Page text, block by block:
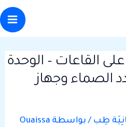
القاعات – الوحدة
الصماء وجهاز
طِب/ بواسطة Ouaissa